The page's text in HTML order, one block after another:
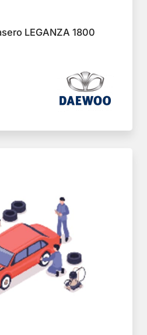
LEGANZA 1800